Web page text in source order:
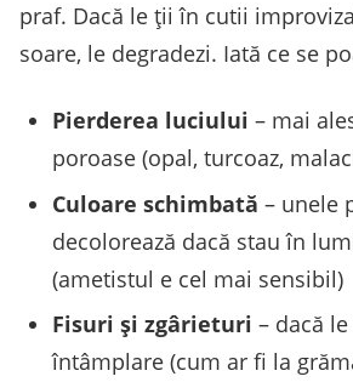
praf. Dacă le ții în cutii
soare, le degradezi. Iată ce se
Pierderea luciului – mai
poroase (opal, turcoaz,
Culoare schimbată – unele
decolorează dacă stau în
(ametistul e cel mai sensibil)
Fisuri și zgârieturi – dacă
întâmplare (cum ar fi la